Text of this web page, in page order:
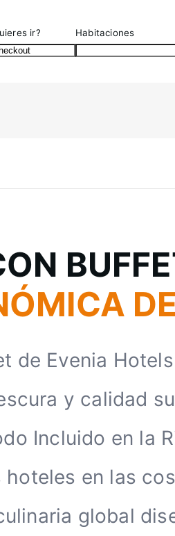
ir? Habitaciones
de Evenia
y calidad
Incluido en la
en las
global